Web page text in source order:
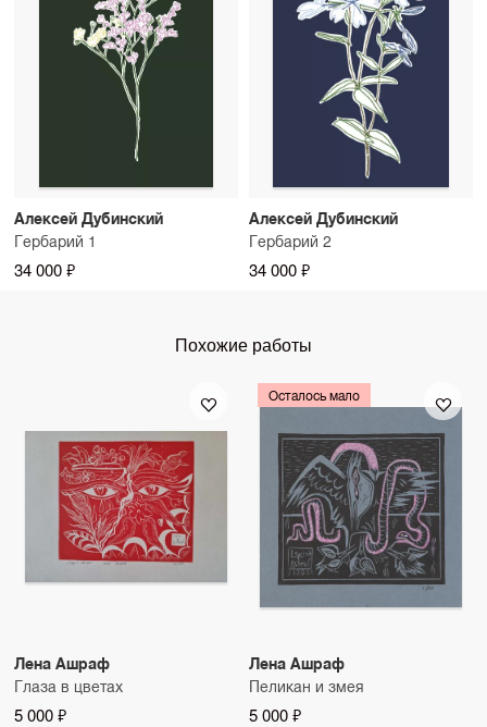
Алексей Дубинский
Гербарий 1
34 000 ₽
Алексей Дубинский
Гербарий 2
34 000 ₽
Похожие работы
Лена Ашраф
Глаза в цветах
5 000 ₽
Осталось мало
Лена Ашраф
Пеликан и змея
5 000 ₽